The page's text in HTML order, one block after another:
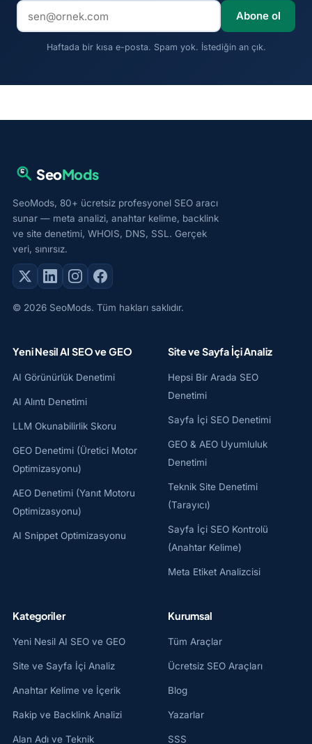
E-posta adresi
Abone ol
Haftada bir kısa e-posta. Spam yok. İstediğin an çık.
SeoMods
SeoMods, 80+ ücretsiz profesyonel SEO aracı
sunar — meta analizi, anahtar kelime, backlink
ve site denetimi, WHOIS, DNS, SSL. Gerçek
veri, sınırsız.
© 2026 SeoMods. Tüm hakları saklıdır.
Yeni Nesil AI SEO ve GEO
AI Görünürlük Denetimi
AI Alıntı Denetimi
LLM Okunabilirlik Skoru
GEO Denetimi (Üretici Motor
Optimizasyonu)
AEO Denetimi (Yanıt Motoru
Optimizasyonu)
AI Snippet Optimizasyonu
Site ve Sayfa İçi Analiz
Hepsi Bir Arada SEO
Denetimi
Sayfa İçi SEO Denetimi
GEO & AEO Uyumluluk
Denetimi
Teknik Site Denetimi
(Tarayıcı)
Sayfa İçi SEO Kontrolü
(Anahtar Kelime)
Meta Etiket Analizcisi
Kategoriler
Yeni Nesil AI SEO ve GEO
Site ve Sayfa İçi Analiz
Anahtar Kelime ve İçerik
Rakip ve Backlink Analizi
Alan Adı ve Teknik
Kurumsal
Tüm Araçlar
Ücretsiz SEO Araçları
Blog
Yazarlar
SSS